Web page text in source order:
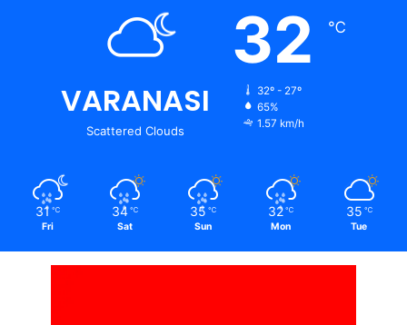
VARANASI
Scattered Clouds
32 ℃
32º - 27º
65%
1.57 km/h
31 ℃
Fri
34 ℃
Sat
35 ℃
Sun
32 ℃
Mon
35 ℃
Tue